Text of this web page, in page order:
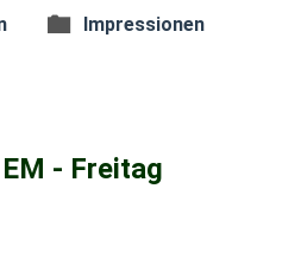
Impressionen
- Freitag